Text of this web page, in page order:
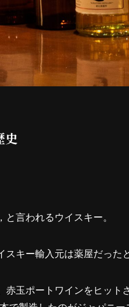
史
言われるウイスキー。
キー輸入元は薬屋だった
玉ポートワインをヒッ